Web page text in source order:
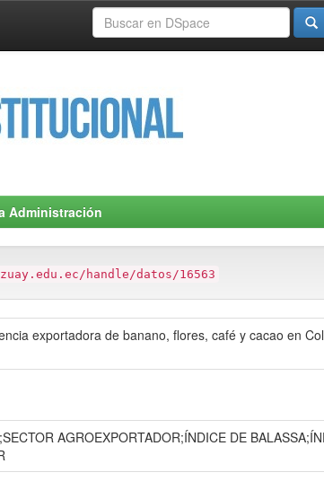
Administración
handle/datos/16563
exportadora de banano, flores, café y cacao en
AGROEXPORTADOR;ÍNDICE DE